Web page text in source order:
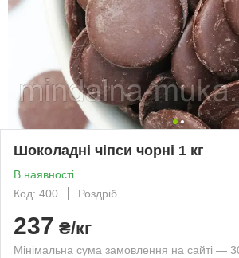
Шоколадні чіпси чорні 1 кг
В наявності
Код: 400
Роздріб
237 ₴/кг
Мінімальна сума замовлення на сайті —